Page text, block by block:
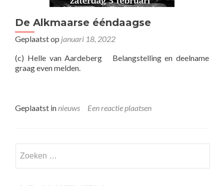
De Alkmaarse ééndaagse
Geplaatst op januari 18, 2022
(c) Helle van Aardeberg Belangstelling en deelname
graag even melden.
Geplaatst innieuws Een reactie plaatsen
naar: